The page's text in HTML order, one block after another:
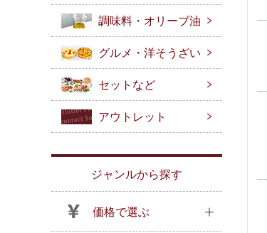
調味料・オリーブ油
グルメ・洋そうざい
セットなど
アウトレット
ジャンルから探す
価格で選ぶ